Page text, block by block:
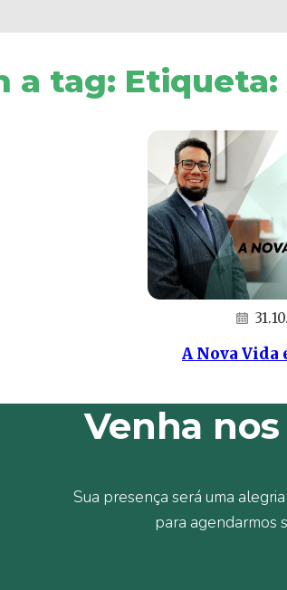
a tag:
A Nova Vida
Venha
Sua presença será uma
para agendarmos